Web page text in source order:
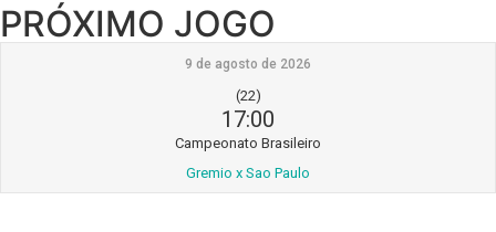
PRÓXIMO JOGO
9 de agosto de 2026
(22)
17:00
Campeonato Brasileiro
Gremio x Sao Paulo